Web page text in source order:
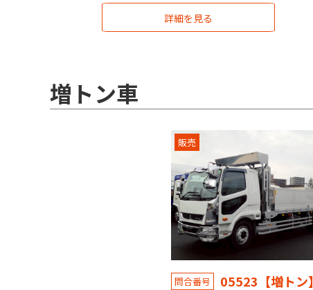
詳細を見る
増トン車
販売
問合番号 05523【増トン】